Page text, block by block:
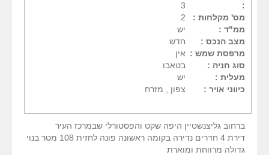
:
3
מס' מקלחות :
2
ממ"ד :
יש
מצב הנכס :
חדש
מרפסת שמש : אין
סוג חניה :
בטאבו
מעלית :
יש
כיווני אויר :
צפון , מזרח
ברחוב גליצנשטיין היפה שקט והפסטורלי שבמרכז העיר
דירת 4 חדרים נדירה בקומה ראשונה פונה לחזית 108 מטר בנוי
גדולה מרווחת ומוארת